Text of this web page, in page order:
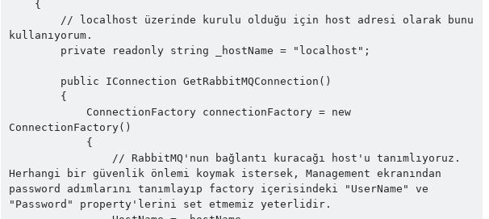
kullanıyorum.
ConnectionFactory()
Herhangi bir güvenlik önlemi koymak istersek, Management ekranından
password adımlarını tanımlayıp factory içerisindeki "UserName" ve
"Password" property'lerini set etmemiz yeterlidir.